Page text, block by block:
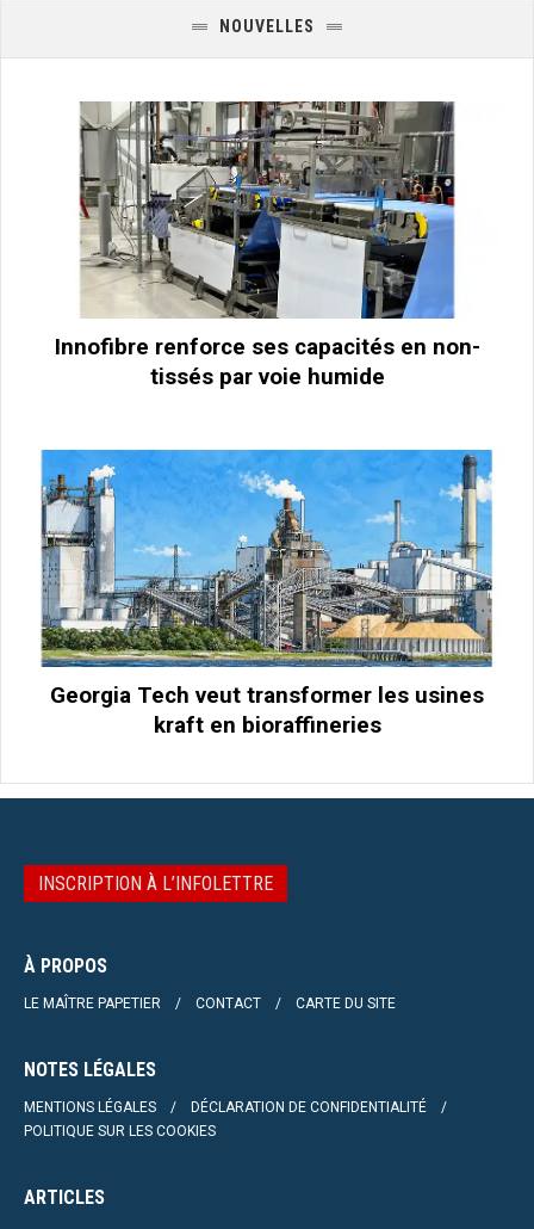
NOUVELLES
Innofibre renforce ses capacités en non-
tissés par voie humide
Georgia Tech veut transformer les usines
kraft en bioraffineries
INSCRIPTION À L’INFOLETTRE
À PROPOS
LE MAÎTRE PAPETIER CONTACT CARTE DU SITE
NOTES LÉGALES
MENTIONS LÉGALES
DÉCLARATION DE CONFIDENTIALITÉ
POLITIQUE SUR LES COOKIES
ARTICLES